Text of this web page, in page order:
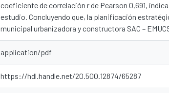
coeficiente de correlación r de Pearson 0,691,
estudio. Concluyendo que, la planificación
municipal urbanizadora y constructora SAC –
application/pdf
https://hdl.handle.net/20.500.12874/65287